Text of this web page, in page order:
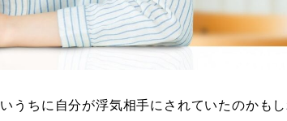
うちに自分が浮気相手にされていたのかも